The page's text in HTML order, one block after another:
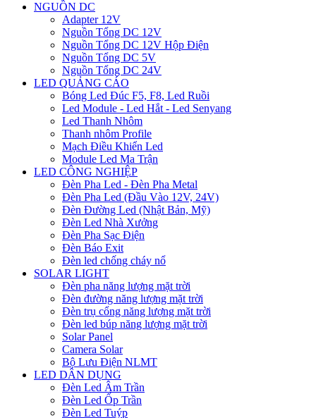
NGUỒN DC
Adapter 12V
Nguồn Tổng DC 12V
Nguồn Tổng DC 12V Hộp Điện
Nguồn Tổng DC 5V
Nguồn Tổng DC 24V
LED QUẢNG CÁO
Bóng Led Đúc F5, F8, Led Ruồi
Led Module - Led Hắt - Led Senyang
Led Thanh Nhôm
Thanh nhôm Profile
Mạch Điều Khiển Led
Module Led Ma Trận
LED CÔNG NGHIỆP
Đèn Pha Led - Đèn Pha Metal
Đèn Pha Led (Đầu Vào 12V, 24V)
Đèn Đường Led (Nhật Bản, Mỹ)
Đèn Led Nhà Xưởng
Đèn Pha Sạc Điện
Đèn Báo Exit
Đèn led chống cháy nổ
SOLAR LIGHT
Đèn pha năng lượng mặt trời
Đèn đường năng lượng mặt trời
Đèn trụ cổng năng lượng mặt trời
Đèn led búp năng lượng mặt trời
Solar Panel
Camera Solar
Bộ Lưu Điện NLMT
LED DÂN DỤNG
Đèn Led Âm Trần
Đèn Led Ốp Trần
Đèn Led Tuýp